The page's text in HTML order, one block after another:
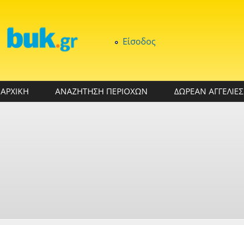
Είσοδος
ΑΡΧΙΚΗ ΑΝΑΖΗΤΗΣΗ ΠΕΡΙΟΧΩΝ ΔΩΡΕΑΝ ΑΓΓΕΛΙΕΣ